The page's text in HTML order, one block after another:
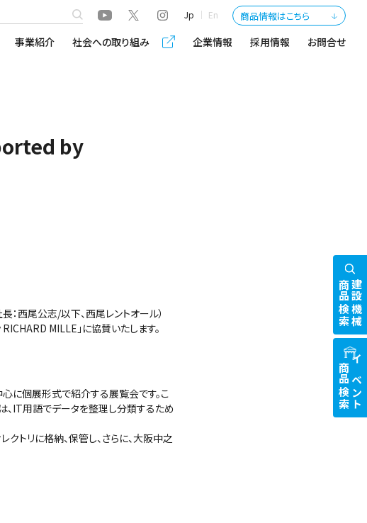
Jp En 商品情報はこちら
事業紹介 社会への取り組み 企業情報 採用情報 お問合せ
by
西尾公志/以下、西尾レントオール）
MILLE」に協賛いたします。
に個展形式で紹介する展覧会です。こ
、IT用語でデータを整理し分類するため
トリに格納、保管し、さらに、大阪中之
建設機械
商品検索
イベント
商品検索